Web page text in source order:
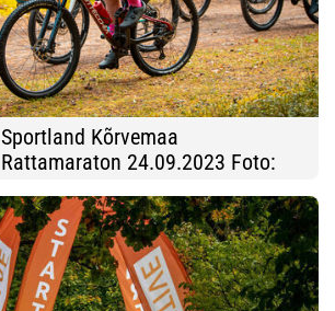
Sportland Kõrvemaa
Rattamaraton 24.09.2023 Foto: